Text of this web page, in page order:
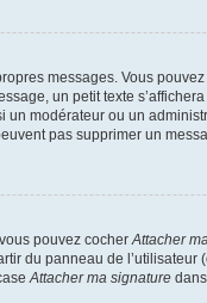
messages. Vous
un petit texte
modérateur ou un
pas supprimer un
pouvez cocherAttacher
du panneau de l’utilisateur
Attacher ma signature